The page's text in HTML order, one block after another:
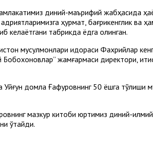
диний-маърифий жабҳасида
ҳурмат, бағрикенглик ва
келаётгани табрикда ёдга олинган.
мусулмонлари идораси Фахрийлар
жамғармаси директори,
домла Ғафуровнинг 50 ёшга тўлиши
мазкур китоби юртимиз диний-
ўтайди.